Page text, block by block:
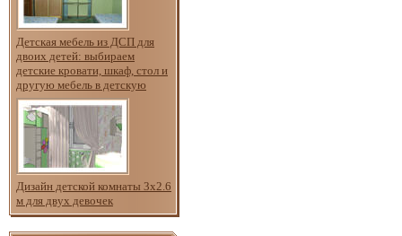
Детская мебель из ДСП для
двоих детей: выбираем
детские кровати, шкаф, стол и
другую мебель в детскую
Дизайн детской комнаты 3х2.6
м для двух девочек